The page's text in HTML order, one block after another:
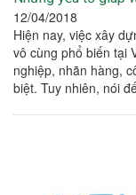
12/04/2018
Hiện nay, việc xây
vô cùng phổ biến tại
nghiệp, nhãn hàng,
biệt. Tuy nhiên, nói